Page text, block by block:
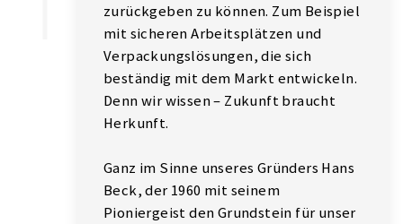
zurückgeben zu können. Zum Beispiel
mit sicheren Arbeitsplätzen und
Verpackungslösungen, die sich
beständig mit dem Markt entwickeln.
Denn wir wissen – Zukunft braucht
Herkunft.
Ganz im Sinne unseres Gründers Hans
Beck, der 1960 mit seinem
Pioniergeist den Grundstein für unser